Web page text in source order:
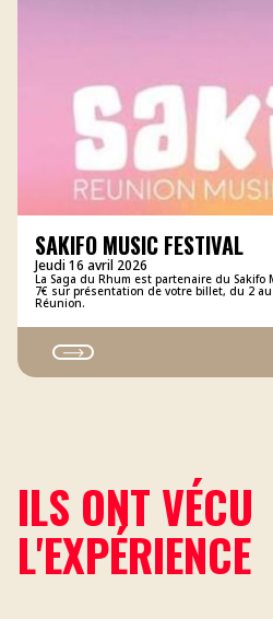
SAKIFO MUSIC FESTIVAL
Jeudi 16 avril 2026
La Saga du Rhum est partenaire du Sakifo
7€ sur présentation de votre billet, du 2 au
Réunion.
ILS ONT VÉCU
L'EXPÉRIENCE